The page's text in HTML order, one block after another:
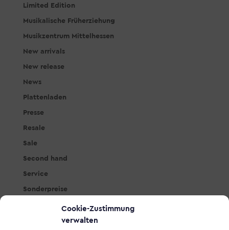
Cookie-Zustimmung
verwalten
Limited Edition
Musikalische Früherziehung
Musikzentrum Mittelhessen
New arrivals
New release
News
Plattenladen
Presse
Resale
Sale
Second hand
Service
Sonderpreise
Tasteninstrumente